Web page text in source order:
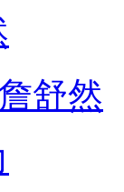
舒然